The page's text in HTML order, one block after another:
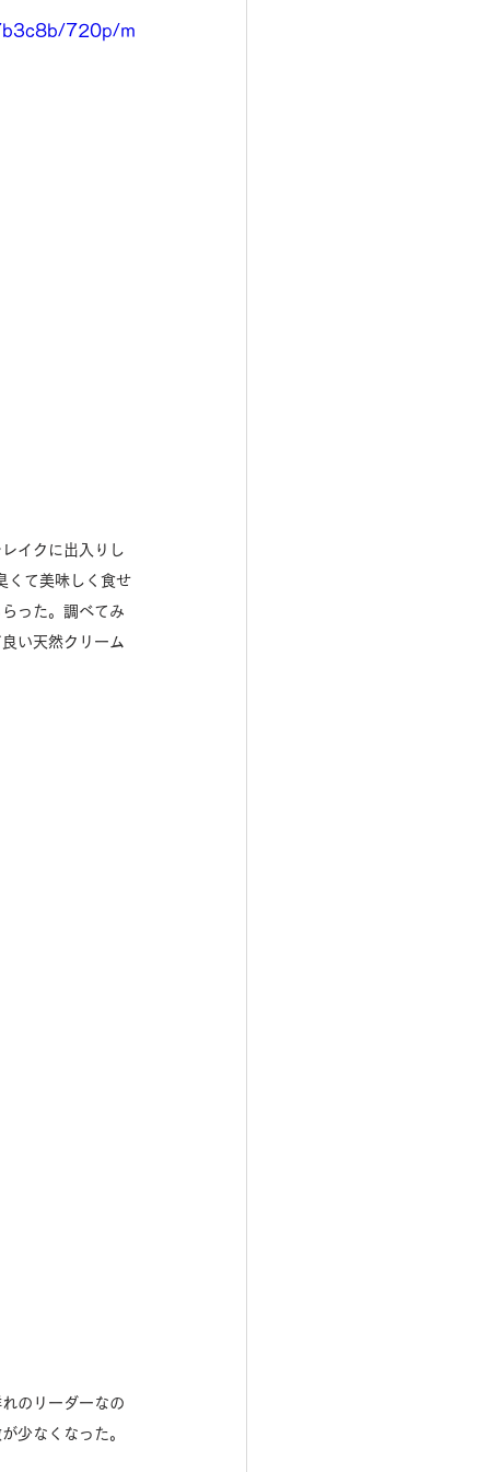
720p/m
イクに出入りし
くて美味しく食せ
った。調べてみ
い天然クリーム
のリーダーなの
少なくなった。